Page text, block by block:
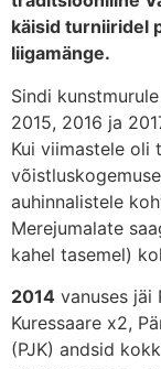
käisid turniiridel
liigamänge.
Sindi
2015, 2016 ja
Kui viimastele oli
auhinnalistele
Merejumalate
kahel tasemel)
2014 vanuses jäi
Kuressaare x2,
(PJK) andsid